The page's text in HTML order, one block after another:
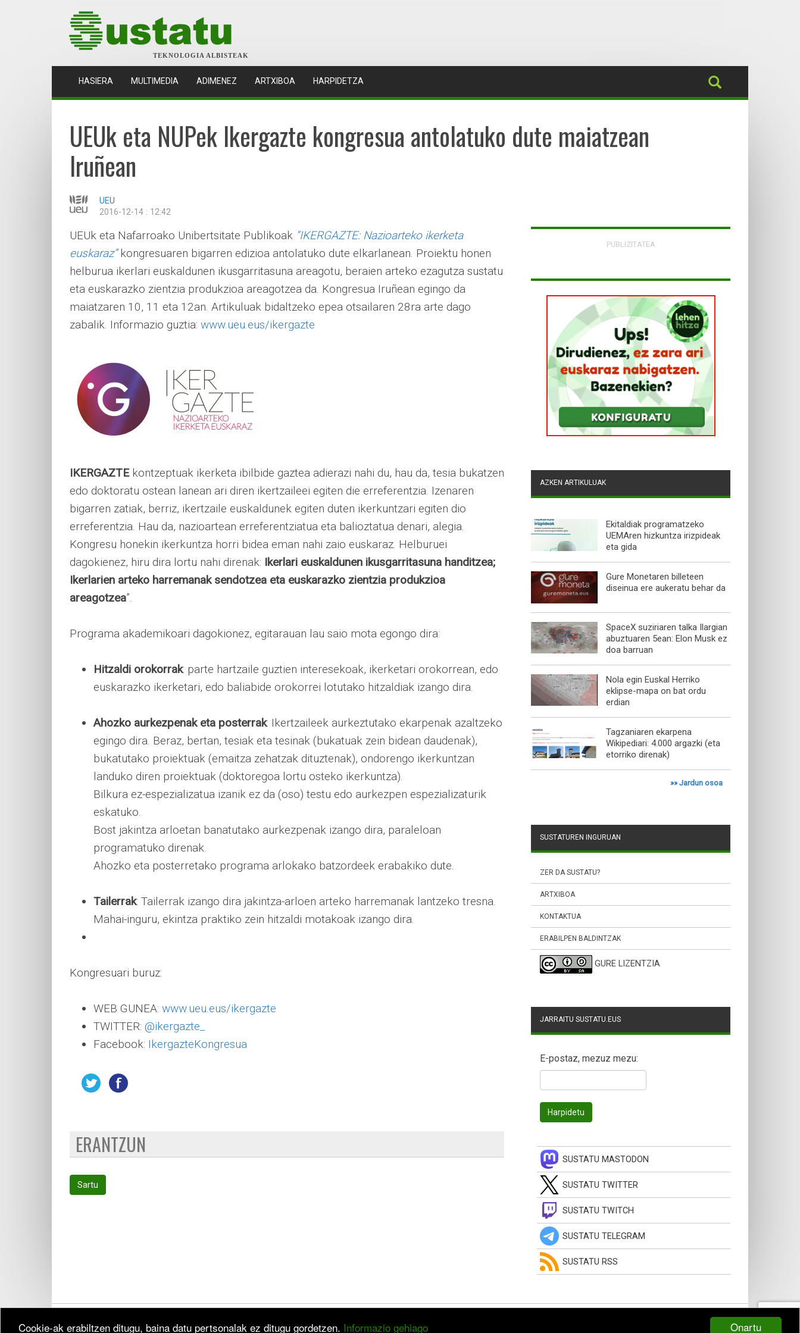
Onartu
Cookie-ak erabiltzen ditugu, baina datu pertsonalak ez ditugu gordetzen. Informazio gehiago
TEKNOLOGIA ALBISTEAK
HASIERA (CURRENT)
MULTIMEDIA ADIMENEZ ARTXIBOA HARPIDETZA
UEUk eta NUPek Ikergazte kongresua antolatuko dute maiatzean
Iruñean
UEU
2016-12-14 : 12:42
UEUk eta Nafarroako Unibertsitate Publikoak “IKERGAZTE: Nazioarteko ikerketa
euskaraz”kongresuaren bigarren edizioa antolatuko dute elkarlanean. Proiektu honen
helburua ikerlari euskaldunen ikusgarritasuna areagotu, beraien arteko ezagutza sustatu
eta euskarazko zientzia produkzioa areagotzea da. Kongresua Iruñean egingo da
maiatzaren 10, 11 eta 12an. Artikuluak bidaltzeko epea otsailaren 28ra arte dago
zabalik. Informazio guztia: www.ueu.eus/ikergazte
IKERGAZTEkontzeptuak ikerketa ibilbide gaztea adierazi nahi du, hau da, tesia bukatzen
edo doktoratu ostean lanean ari diren ikertzaileei egiten die erreferentzia. Izenaren
bigarren zatiak, berriz, ikertzaile euskaldunek egiten duten ikerkuntzari egiten dio
erreferentzia. Hau da, nazioartean erreferentziatua eta balioztatua denari, alegia.
Kongresu honekin ikerkuntza horri bidea eman nahi zaio euskaraz. Helburuei
dagokienez, hiru dira lortu nahi direnak: Ikerlari euskaldunen ikusgarritasuna handitzea;
Ikerlarien arteko harremanak sendotzea eta euskarazko zientzia produkzioa
areagotzea”.
Programa akademikoari dagokionez, egitarauan lau saio mota egongo dira:
Hitzaldi orokorrak: parte hartzaile guztien interesekoak, ikerketari orokorrean, edo
euskarazko ikerketari, edo baliabide orokorrei lotutako hitzaldiak izango dira.
Ahozko aurkezpenak eta posterrak: Ikertzaileek aurkeztutako ekarpenak azaltzeko
egingo dira. Beraz, bertan, tesiak eta tesinak (bukatuak zein bidean daudenak),
bukatutako proiektuak (emaitza zehatzak dituztenak), ondorengo ikerkuntzan
landuko diren proiektuak (doktoregoa lortu osteko ikerkuntza).
Bilkura ez-espezializatua izanik ez da (oso) testu edo aurkezpen espezializaturik
eskatuko.
Bost jakintza arloetan banatutako aurkezpenak izango dira, paraleloan
programatuko direnak.
Ahozko eta posterretako programa arlokako batzordeek erabakiko dute.
Tailerrak: Tailerrak izango dira jakintza-arloen arteko harremanak lantzeko tresna.
Mahai-inguru, ekintza praktiko zein hitzaldi motakoak izango dira.
Kongresuari buruz:
WEB GUNEA: www.ueu.eus/ikergazte
TWITTER: @ikergazte_
Facebook: IkergazteKongresua
ERANTZUN
Sartu
PUBLIZITATEA
AZKEN ARTIKULUAK
Ekitaldiak programatzeko
UEMAren hizkuntza irizpideak
eta gida
Gure Monetaren billeteen
diseinua ere aukeratu behar da
SpaceX suziriaren talka Ilargian
abuztuaren 5ean: Elon Musk ez
doa barruan
Nola egin Euskal Herriko
eklipse-mapa on bat ordu
erdian
Tagzaniaren ekarpena
Wikipediari: 4.000 argazki (eta
etorriko direnak)
»»Jardun osoa
SUSTATUREN INGURUAN
ZER DA SUSTATU?
ARTXIBOA
KONTAKTUA
ERABILPEN BALDINTZAK
GURE LIZENTZIA
JARRAITU SUSTATU.EUS
E-postaz, mezuz mezu:
SUSTATU MASTODON
SUSTATU TWITTER
SUSTATU TWITCH
SUSTATU TELEGRAM
SUSTATU RSS